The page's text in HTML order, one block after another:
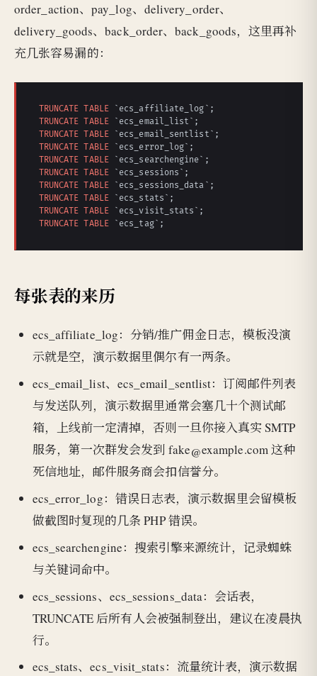
order_action、pay_log、delivery_order、
delivery_goods、back_order、back_goods，这里再补
充几张容易漏的：
TRUNCATE TABLE
TRUNCATE TABLE
TRUNCATE TABLE
TRUNCATE TABLE
TRUNCATE TABLE
TRUNCATE TABLE
TRUNCATE TABLE
TRUNCATE TABLE
TRUNCATE TABLE
TRUNCATE TABLE `ecs_tag`;
每张表的来历
ecs_affiliate_log：分销/推广佣金日志，模板没演
示就是空，演示数据里偶尔有一两条。
ecs_email_list、ecs_email_sentlist：订阅邮件列表
与发送队列，演示数据里通常会塞几十个测试邮
箱，上线前一定清掉，否则一旦你接入真实 SMTP
服务，第一次群发会发到 fake@example.com 这种
死信地址，邮件服务商会扣信誉分。
ecs_error_log：错误日志表，演示数据里会留模板
做截图时复现的几条 PHP 错误。
ecs_searchengine：搜索引擎来源统计，记录蜘蛛
与关键词命中。
ecs_sessions、ecs_sessions_data：会话表，
TRUNCATE 后所有人会被强制登出，建议在凌晨执
行。
ecs_stats、ecs_visit_stats：流量统计表，演示数据